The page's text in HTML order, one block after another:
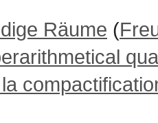
Räume (